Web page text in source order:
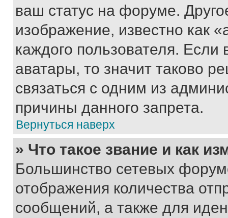
ваш статус на форуме.
изображение, известно как
каждого пользователя.
аватары, то значит таково
связаться с одним из
причины данного запрета.
Вернуться наверх
» Что такое звание и как
Большинство сетевых
отображения количества
сообщений, а также для